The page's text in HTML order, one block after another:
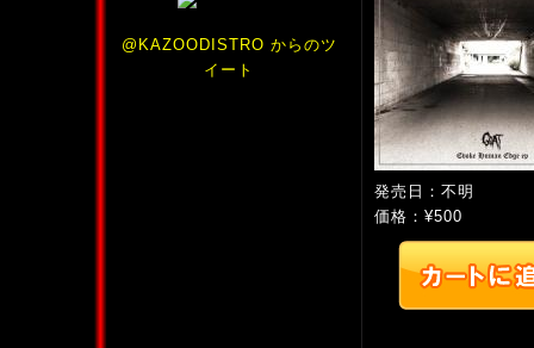
@KAZOODISTRO からのツ
イート
発売日：不明
価格：¥500